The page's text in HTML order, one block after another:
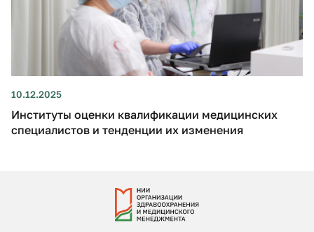
10.12.2025
Институты оценки квалификации медицинских
специалистов и тенденции их изменения